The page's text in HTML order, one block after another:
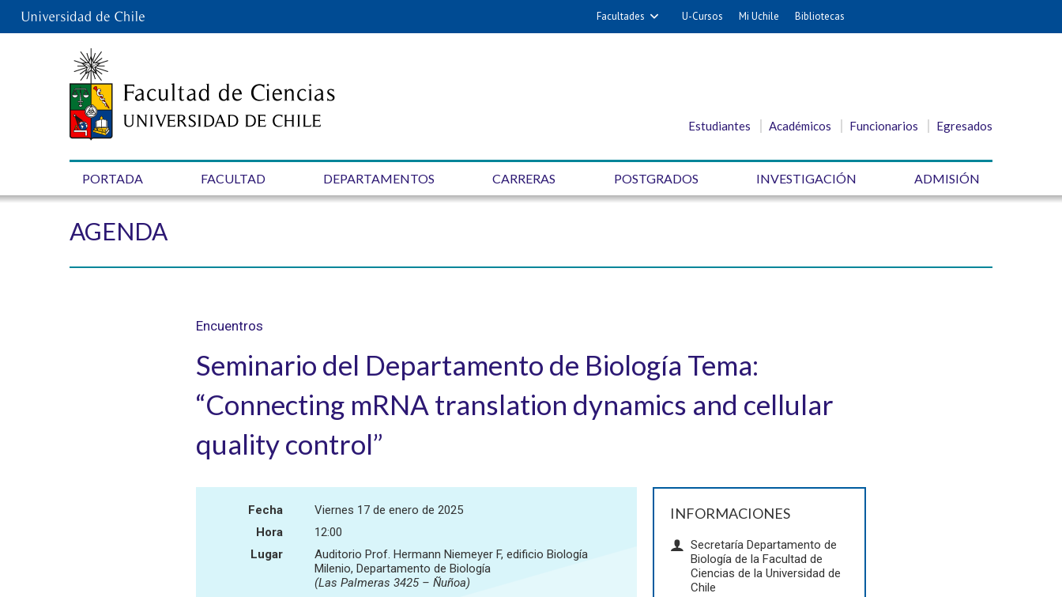
Facultades U-Cursos Mi Uchile Bibliotecas
Estudiantes Académicos Funcionarios Egresados
PORTADA FACULTAD DEPARTAMENTOS CARRERAS POSTGRADOS INVESTIGACIÓN ADMISIÓN
AGENDA
Encuentros
Seminario del Departamento de Biología Tema:
“Connecting mRNA translation dynamics and cellular
quality control”
INFORMACIONES
Secretaría Departamento de
Biología de la Facultad de
Ciencias de la Universidad de
Chile
Fecha
Viernes 17 de enero de 2025
Hora
12:00
Lugar
Auditorio Prof. Hermann Niemeyer F, edificio Biología
Milenio, Departamento de Biología
(Las Palmeras 3425 – Ñuñoa)